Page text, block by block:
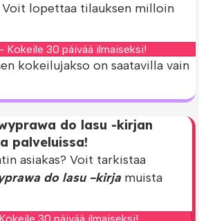
Voit lopettaa tilauksen milloin
Kokeile 30 päivää ilmaiseksi!
kokeilujakso on saatavilla vain
do lasu -kirjan
palveluissa!
asiakas? Voit tarkistaa
do lasu -kirja muista